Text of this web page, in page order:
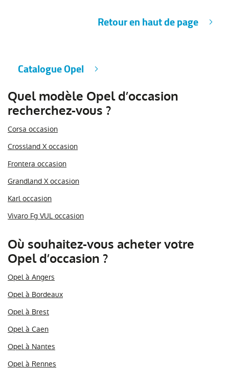
Retour en haut de page
Catalogue Opel
Quel modèle Opel d’occasion
recherchez-vous ?
Corsa occasion
Crossland X occasion
Frontera occasion
Grandland X occasion
Karl occasion
Vivaro Fg VUL occasion
Où souhaitez-vous acheter votre
Opel d’occasion ?
Opel à Angers
Opel à Bordeaux
Opel à Brest
Opel à Caen
Opel à Nantes
Opel à Rennes